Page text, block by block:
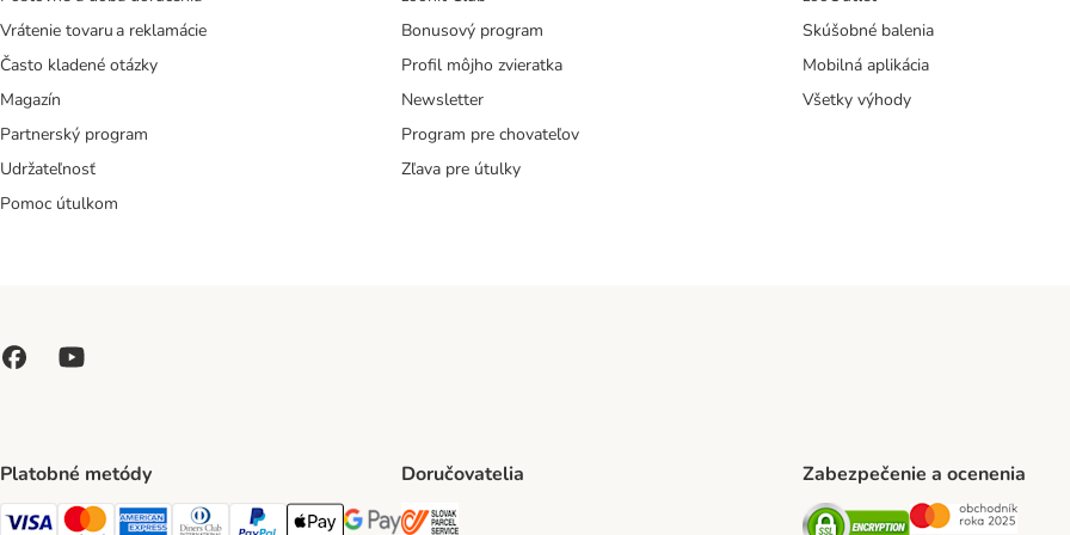
Vrátenie tovaru a reklamácie
Často kladené otázky
Magazín
Partnerský program
Udržateľnosť
Pomoc útulkom
Bonusový program
Profil môjho zvieratka
Newsletter
Program pre chovateľov
Zľava pre útulky
Skúšobné balenia
Mobilná aplikácia
Všetky výhody
Platobné metódy Doručovatelia Zabezpečenie a ocenenia
Security